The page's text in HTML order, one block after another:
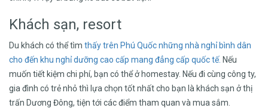
Khách sạn, resort
Du khách có thể tìm thấy trên Phú Quốc những nhà nghỉ bình dân
cho đến khu nghỉdưỡng cao cấp mang đẳng cấp quốc tế. Nếu
muốn tiết kiệm chi phí, bạn có thể ở homestay. Nếu đi cùng công ty,
gia đình có trẻ nhỏ thì lựa chọn tốt nhất cho bạn là khách sạn ở thị
trấn Dương Đông, tiện tới các điểm tham quan và mua sắm.